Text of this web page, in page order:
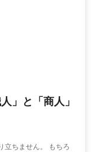
」と「商人」
立ちません。 もちろ